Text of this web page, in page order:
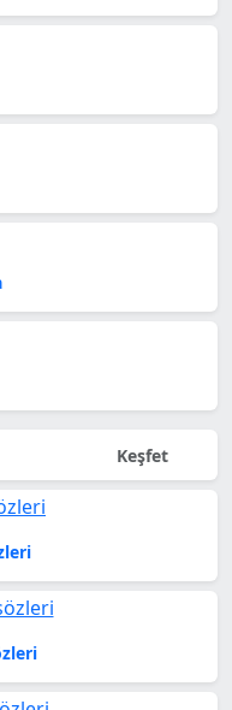
Keşfet